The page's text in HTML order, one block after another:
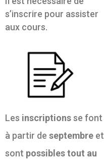
s’inscrire pour assister
aux cours.
Les inscriptionsse font
à partir de septembre et
sont possibles tout au